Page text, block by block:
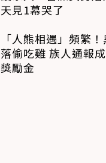
天見1幕哭了
「人熊相遇」頻繁
落偷吃雞 族人通報
獎勵金